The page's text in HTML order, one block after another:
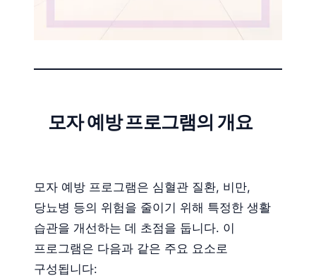
모자 예방 프로그램의 개요
모자 예방 프로그램은 심혈관 질환, 비만,
당뇨병 등의 위험을 줄이기 위해 특정한 생활
습관을 개선하는 데 초점을 둡니다. 이
프로그램은 다음과 같은 주요 요소로
구성됩니다: